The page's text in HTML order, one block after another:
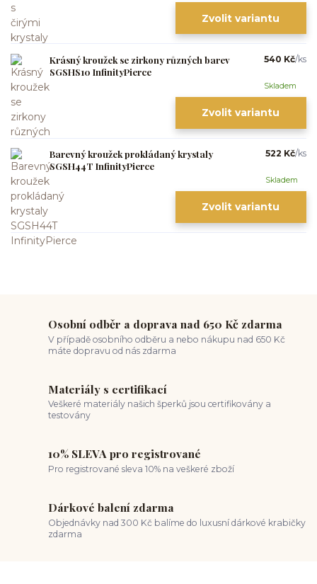
Zvolit variantu
Krásný kroužek se zirkony různých barev
SGSHS10 InfinityPierce
540 Kč/ks
Skladem
Zvolit variantu
Barevný kroužek prokládaný krystaly
SGSH44T InfinityPierce
522 Kč/ks
Skladem
Zvolit variantu
Osobní odběr a doprava nad 650 Kč zdarma
V případě osobního odběru a nebo nákupu nad 650 Kč
máte dopravu od nás zdarma
Materiály s certifikací
Veškeré materiály našich šperků jsou certifikovány a
testovány
10% SLEVA pro registrované
Pro registrované sleva 10% na veškeré zboží
Dárkové balení zdarma
Objednávky nad 300 Kč balíme do luxusní dárkové krabičky
zdarma